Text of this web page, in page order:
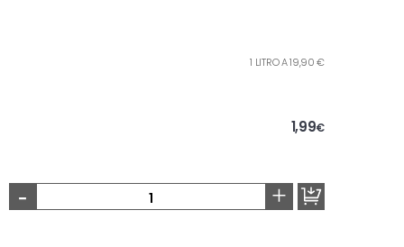
1 LITRO A 19,90 €
1,99€
- +